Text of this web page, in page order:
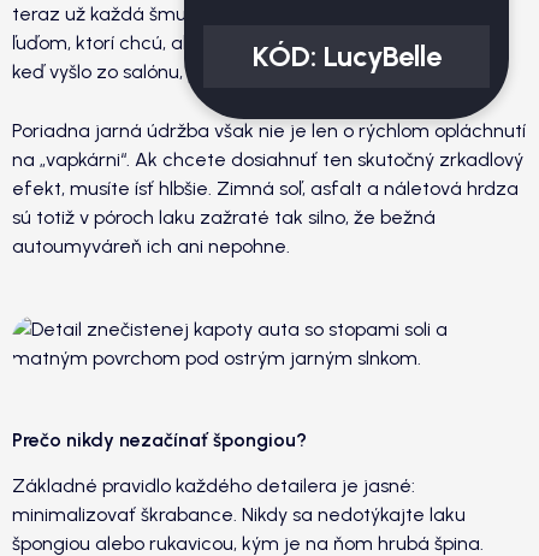
teraz už každá šmuha na kapote bije do očí. Ak patríte k
ľuďom, ktorí chcú, aby ich auto vyzeralo lepšie než v deň,
keď vyšlo zo salónu, práve teraz je váš čas.
Poriadna jarná údržba však nie je len o rýchlom opláchnutí
na „vapkárni“. Ak chcete dosiahnuť ten skutočný zrkadlový
efekt, musíte ísť hlbšie. Zimná soľ, asfalt a náletová hrdza
sú totiž v póroch laku zažraté tak silno, že bežná
autoumyváreň ich ani nepohne.
Prečo nikdy nezačínať špongiou?
Základné pravidlo každého detailera je jasné:
minimalizovať škrabance. Nikdy sa nedotýkajte laku
špongiou alebo rukavicou, kým je na ňom hrubá špina.
KÓD: LucyBelle